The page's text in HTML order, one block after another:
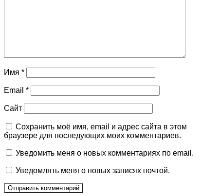
Имя *
Email *
Сайт
Сохранить моё имя, email и адрес сайта в этом
браузере для последующих моих комментариев.
Уведомить меня о новых комментариях по email.
Уведомлять меня о новых записях почтой.